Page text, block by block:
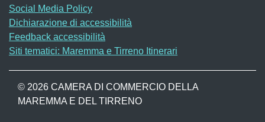
Social Media Policy
Dichiarazione di accessibilità
Feedback accessibilità
Siti tematici: Maremma e Tirreno Itinerari
© 2026 CAMERA DI COMMERCIO DELLA
MAREMMA E DEL TIRRENO